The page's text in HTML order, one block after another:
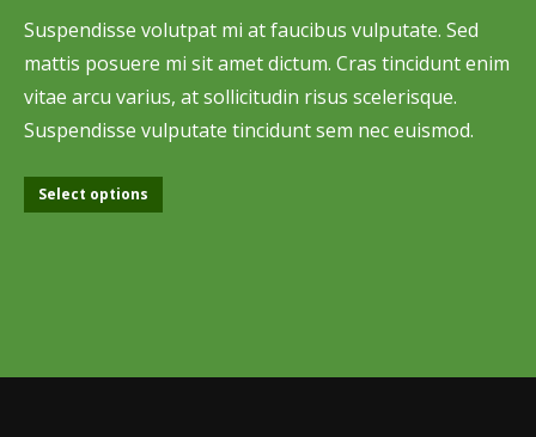
Suspendisse volutpat mi at faucibus vulputate. Sed
mattis posuere mi sit amet dictum. Cras tincidunt enim
vitae arcu varius, at sollicitudin risus scelerisque.
Suspendisse vulputate tincidunt sem nec euismod.
Select options